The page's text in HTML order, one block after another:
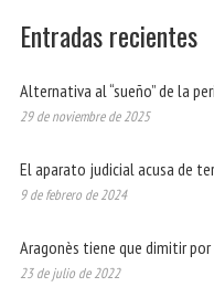
Entradas recientes
Alternativa al “sueño” de la
29 de noviembre de 2025
El aparato judicial acusa de
9 de febrero de 2024
Aragonès tiene que dimitir por
23 de julio de 2022